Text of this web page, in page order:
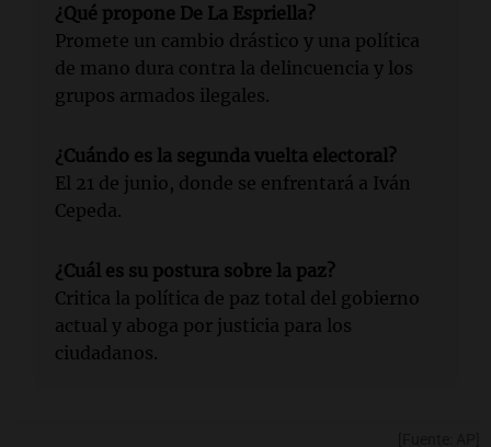
¿Qué propone De La Espriella?
Promete un cambio drástico y una política
de mano dura contra la delincuencia y los
grupos armados ilegales.
¿Cuándo es la segunda vuelta electoral?
El 21 de junio, donde se enfrentará a Iván
Cepeda.
¿Cuál es su postura sobre la paz?
Critica la política de paz total del gobierno
actual y aboga por justicia para los
ciudadanos.